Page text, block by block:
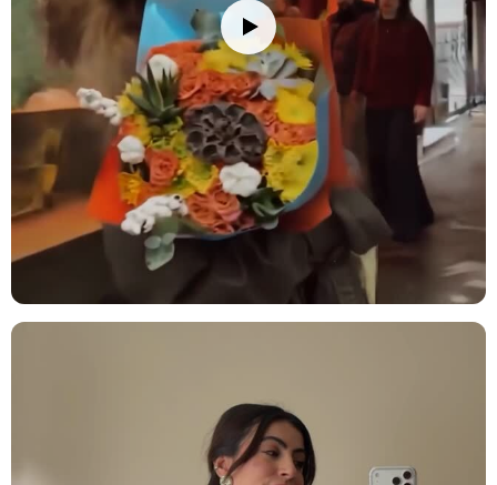
Ev Dekorasyonu:
Oturma odası, yemek odası veya giriş alanında bu
zarif aranjmanı kullanarak evinize taze ve şık bir hava katabilirsiniz.
Kristal cam silindir vazo, evin her köşesinde zarif bir dokunuş
Ofis Hediyesi:Ofis alanlarında veya çalışma masasında hoş bir
dekorasyon sağlar. Çalışma ortamına doğallık ve şıklık ekler.
Otel / İş Yeri Dekorasyonu:Otel lobisi, ofis odaları veya toplantı
alanlarında zarif bir atmosfer yaratır. Bu şık aranjman, mekâna
modern bir dokunuş ekler.
Yeni İş / Terfi:
Yeni bir iş veya terfi kutlaması için anlamlı bir hediye.
Aranjman, başarıyı zarif bir şekilde kutlamak için mükemmel bir
seçenek sunar.
Hasta Ziyareti:
Hasta ziyaretlerinde moral verici bir hediye. Lavanta
ve areka, hastaya huzur ve sakinlik sunar.
Teşekkür Hediyesi:Teşekkür etmek için anlamlı ve zarif bir hediye
alternatifi. Pembe çardak gül ve okaliptus, minnettarlığınızı zarif bir
ve beyaz papatya, sofranıza zarif bir dokunuş katar.
Yeni bir işyeri açılışında anlamlı bir hediye. Bu
aranjman, işyerine modern ve zarif bir dokunuş ekler.
Özür Dilerim Hediyesi:
Özür dilemek için anlamlı ve zarif bir hediye